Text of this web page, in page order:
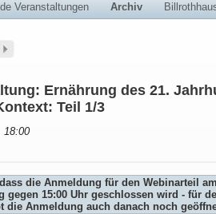
Veranstaltungen Archiv
Ernährung des 21.
Teil 1/3
18:00
die Anmeldung für den Webinarteil
gegen 15:00 Uhr geschlossen wird - für
die Anmeldung auch danach noch